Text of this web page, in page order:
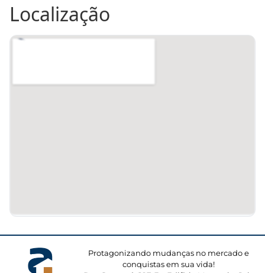
Localização
Protagonizando mudanças no mercado e
conquistas em sua vida!